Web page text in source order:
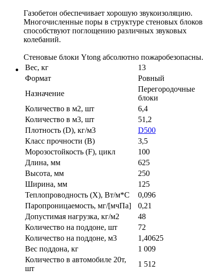
Газобетон обеспечивает хорошую звукоизоляцию.
Многочисленные поры в структуре стеновых блоков
способствуют поглощению различных звуковых
колебаний.
Стеновые блоки Ytong абсолютно пожаробезопасны.
Вес, кг
13
Формат
Ровный
Назначение
Перегородочные
блоки
Количество в м2, шт
6,4
Количество в м3, шт
51,2
Плотность (D), кг/м3
D500
Класс прочности (B)
3,5
Морозостойкость (F), цикл
100
Длина, мм
625
Высота, мм
250
Ширина, мм
125
Теплопроводность (X), Вт/м*С
0,096
Паропроницаемость, мг/[мчПа]
0,21
Допустимая нагрузка, кг/м2
48
Количество на поддоне, шт
72
Количество на поддоне, м3
1,40625
Вес поддона, кг
1 009
Количество в автомобиле 20т,
шт
1 512